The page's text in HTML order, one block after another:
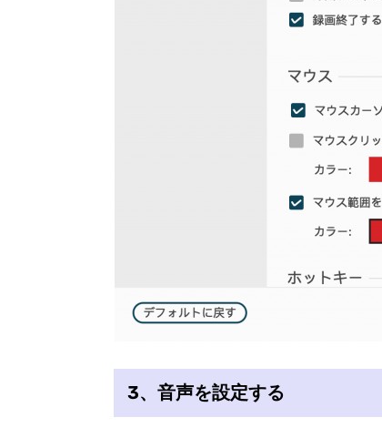
3、音声を設定する